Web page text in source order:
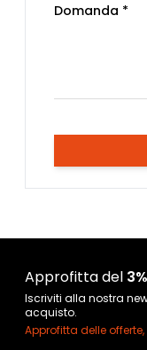
Domanda *
Approfitta del
Iscriviti alla nostra
acquisto.
Approfitta delle